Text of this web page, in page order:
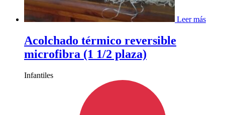
Leer más
Acolchado térmico reversible
microfibra (1 1/2 plaza)
Infantiles